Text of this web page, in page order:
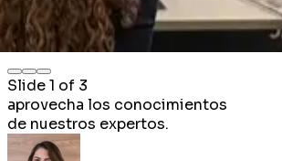
Slide1 of 3
aprovecha los conocimientos
de nuestros expertos.